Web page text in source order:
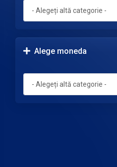
Alege moneda